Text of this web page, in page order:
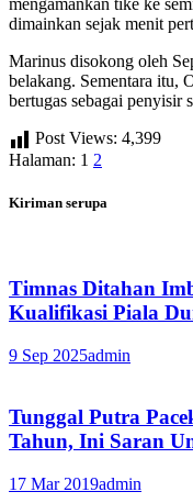
dimainkan sejak menit
Marinus disokong oleh
belakang. Sementara itu,
bertugas sebagai penyisir
Post Views: 4,399
Halaman: 1 2
Kiriman serupa
Timnas Ditahan
Kualifikasi Piala
9 Sep 2025admin
Tunggal Putra
Tahun, Ini Saran
17 Mar 2019admin